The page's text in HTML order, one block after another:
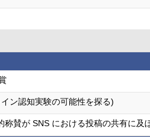
ン認知実験の可能性を探る)
賛が SNS における投稿の共有に及